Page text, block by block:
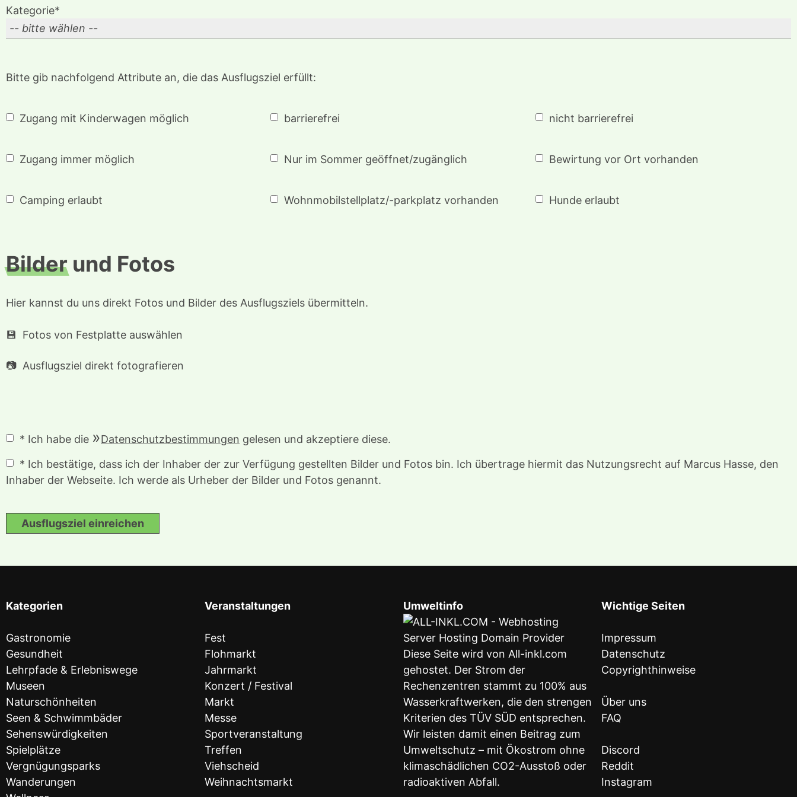
Kategorie*
Bitte gib nachfolgend Attribute an, die das Ausflugsziel erfüllt:
Zugang mit Kinderwagen möglich barrierefrei nicht barrierefrei
Zugang immer möglich Nur im Sommer geöffnet/zugänglich Bewirtung vor Ort vorhanden
Camping erlaubt Wohnmobilstellplatz/-parkplatz vorhanden Hunde erlaubt
Bilder und Fotos
Hier kannst du uns direkt Fotos und Bilder des Ausflugsziels übermitteln.
Fotos von Festplatte auswählen
Ausflugsziel direkt fotografieren
* Ich habe die Datenschutzbestimmungen gelesen und akzeptiere diese.
* Ich bestätige, dass ich der Inhaber der zur Verfügung gestellten Bilder und Fotos bin. Ich übertrage hiermit das Nutzungsrecht auf Marcus Hasse, den
Inhaber der Webseite. Ich werde als Urheber der Bilder und Fotos genannt.
Ausflugsziel einreichen
Kategorien
Gastronomie
Gesundheit
Lehrpfade & Erlebniswege
Museen
Naturschönheiten
Seen & Schwimmbäder
Sehenswürdigkeiten
Spielplätze
Vergnügungsparks
Wanderungen
Veranstaltungen
Fest
Flohmarkt
Jahrmarkt
Konzert / Festival
Markt
Messe
Sportveranstaltung
Treffen
Viehscheid
Weihnachtsmarkt
Umweltinfo
Diese Seite wird von All-inkl.com
gehostet. Der Strom der
Rechenzentren stammt zu 100% aus
Wasserkraftwerken, die den strengen
Kriterien des TÜV SÜD entsprechen.
Wir leisten damit einen Beitrag zum
Umweltschutz – mit Ökostrom ohne
klimaschädlichen CO2-Ausstoß oder
radioaktiven Abfall.
Wichtige Seiten
Impressum
Datenschutz
Copyrighthinweise
Über uns
FAQ
Discord
Reddit
Instagram